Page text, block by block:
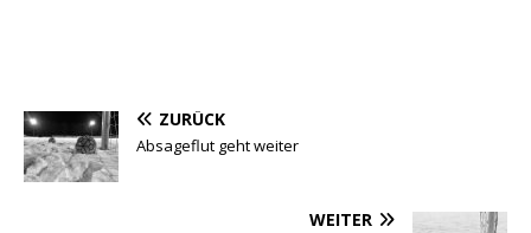
ZURÜCK
Absageflut geht weiter
WEITER